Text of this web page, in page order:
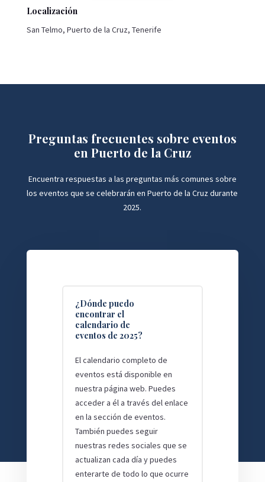
Localización
San Telmo, Puerto de la Cruz, Tenerife
Preguntas frecuentes sobre eventos
en Puerto de la Cruz
Encuentra respuestas a las preguntas más comunes sobre
los eventos que se celebrarán en Puerto de la Cruz durante
2025.
¿Dónde puedo
encontrar el
calendario de
eventos de 2025?
El calendario completo de
eventos está disponible en
nuestra página web. Puedes
acceder a él a través del enlace
en la sección de eventos.
También puedes seguir
nuestras redes sociales que se
actualizan cada día y puedes
enterarte de todo lo que ocurre